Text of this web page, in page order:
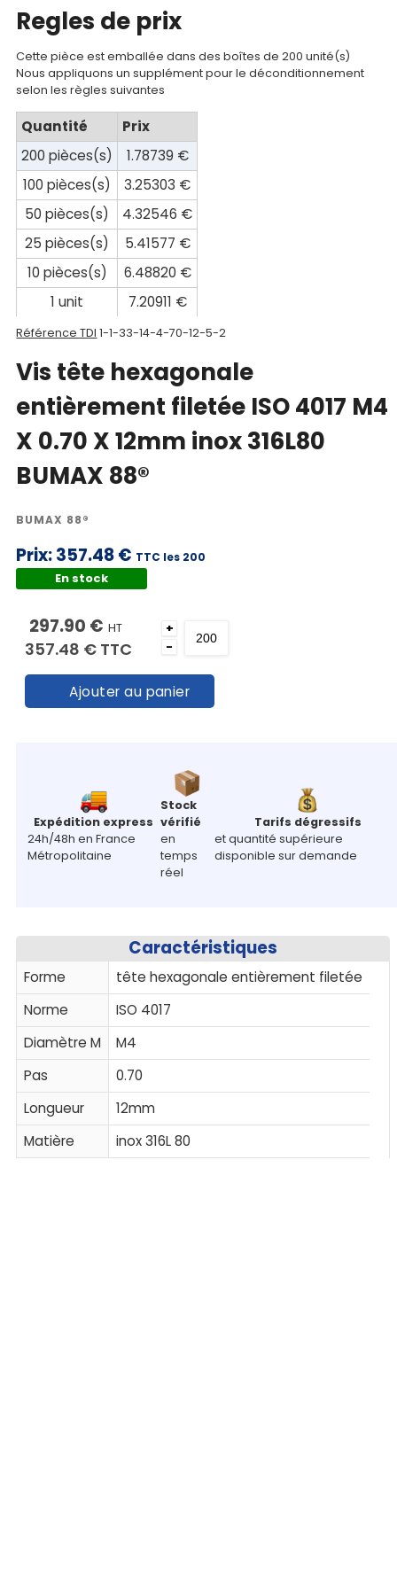
Documentations
Mon
compte
Mon
panier
Contact
Regles de prix
Cette pièce est emballée dans des boîtes de 200 unité(s)
Nous appliquons un supplément pour le déconditionnement
selon les règles suivantes
Quantité
Prix
200 pièces(s)
1.78739 €
100 pièces(s)
3.25303 €
50 pièces(s)
4.32546 €
25 pièces(s)
5.41577 €
10 pièces(s)
6.48820 €
1 unit
7.20911 €
Référence TDI 1-1-33-14-4-70-12-5-2
Vis tête hexagonale
entièrement filetée ISO 4017 M4
X 0.70 X 12mm inox 316L80
BUMAX 88®
BUMAX 88®
Prix:357.48 € TTC les 200
En stock
297.90 € HT
357.48 € TTC
+
-
Ajouter au panier
Expédition express
24h/48h en France
Métropolitaine
Stock
vérifié
en
temps
réel
Tarifs dégressifs
et quantité supérieure
disponible sur demande
Caractéristiques
Forme
tête hexagonale entièrement filetée
Norme
ISO 4017
Diamètre M
M4
Pas
0.70
Longueur
12mm
Matière
inox 316L 80